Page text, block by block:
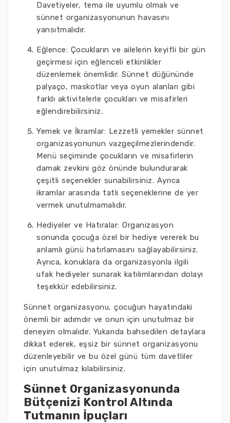
Davetiyeler, tema ile uyumlu olmalı ve
sünnet organizasyonunun havasını
yansıtmalıdır.
Eğlence: Çocukların ve ailelerin keyifli bir gün
geçirmesi için eğlenceli etkinlikler
düzenlemek önemlidir. Sünnet düğününde
palyaço, maskotlar veya oyun alanları gibi
farklı aktivitelerle çocukları ve misafirleri
eğlendirebilirsiniz.
Yemek ve İkramlar: Lezzetli yemekler sünnet
organizasyonunun vazgeçilmezlerindendir.
Menü seçiminde çocukların ve misafirlerin
damak zevkini göz önünde bulundurarak
çeşitli seçenekler sunabilirsiniz. Ayrıca
ikramlar arasında tatlı seçeneklerine de yer
vermek unutulmamalıdır.
Hediyeler ve Hatıralar: Organizasyon
sonunda çocuğa özel bir hediye vererek bu
anlamlı günü hatırlamasını sağlayabilirsiniz.
Ayrıca, konuklara da organizasyonla ilgili
ufak hediyeler sunarak katılımlarından dolayı
teşekkür edebilirsiniz.
Sünnet organizasyonu, çocuğun hayatındaki
önemli bir adımdır ve onun için unutulmaz bir
deneyim olmalıdır. Yukarıda bahsedilen detaylara
dikkat ederek, eşsiz bir sünnet organizasyonu
düzenleyebilir ve bu özel günü tüm davetliler
için unutulmaz kılabilirsiniz.
Sünnet Organizasyonunda
Bütçenizi Kontrol Altında
Tutmanın İpuçları